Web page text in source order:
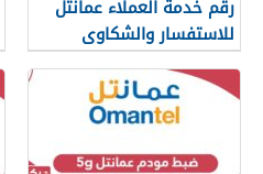
رقم خدمة العملاء عمانتل
للاستفسار والشكاوى